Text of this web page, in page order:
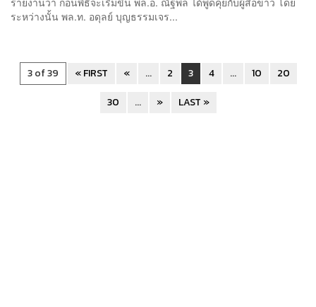
ระหว่างนั้น พล.ท. อดุลย์ บุญธรรมเจร...
3 of 39 « FIRST « ... 2 3 4 ... 10
20
30
... » LAST »